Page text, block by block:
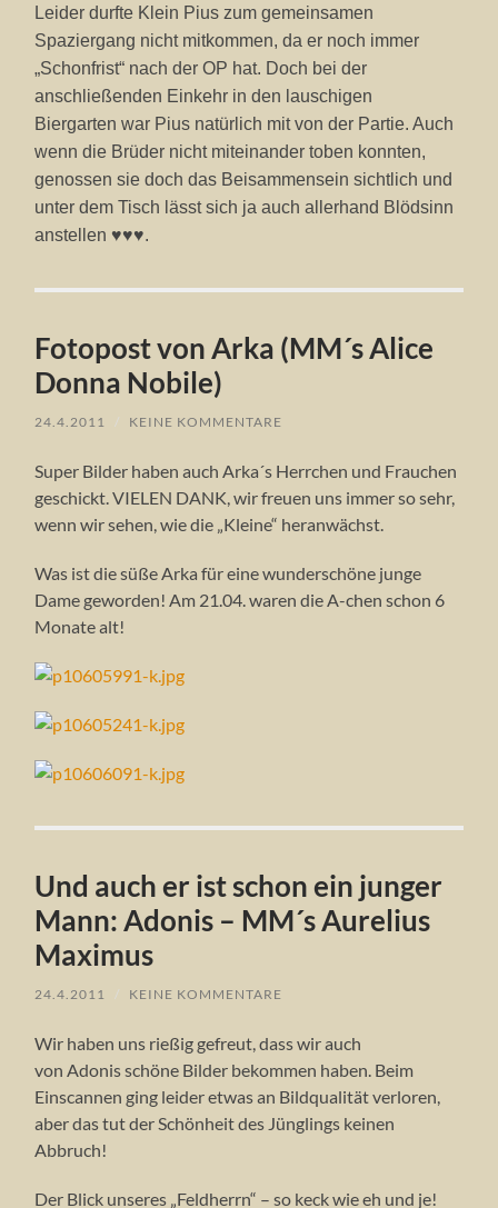
Leider durfte Klein Pius zum gemeinsamen
Spaziergang nicht mitkommen, da er noch immer
„Schonfrist“ nach der OP hat. Doch bei der
anschließenden Einkehr in den lauschigen
Biergarten war Pius natürlich mit von der Partie. Auch
wenn die Brüder nicht miteinander toben konnten,
genossen sie doch das Beisammensein sichtlich und
unter dem Tisch lässt sich ja auch allerhand Blödsinn
anstellen ♥♥♥.
Fotopost von Arka (MM´s Alice
Donna Nobile)
24.4.2011 / KEINE KOMMENTARE
Super Bilder haben auch Arka´s Herrchen und Frauchen
geschickt. VIELEN DANK, wir freuen uns immer so sehr,
wenn wir sehen, wie die „Kleine“ heranwächst.
Was ist die süße Arka für eine wunderschöne junge
Dame geworden! Am 21.04. waren die A-chen schon 6
Monate alt!
Und auch er ist schon ein junger
Mann: Adonis – MM´s Aurelius
Maximus
24.4.2011 / KEINE KOMMENTARE
Wir haben uns rießig gefreut, dass wir auch
von Adonis schöne Bilder bekommen haben. Beim
Einscannen ging leider etwas an Bildqualität verloren,
aber das tut der Schönheit des Jünglings keinen
Abbruch!
Der Blick unseres „Feldherrn“ – so keck wie eh und je!